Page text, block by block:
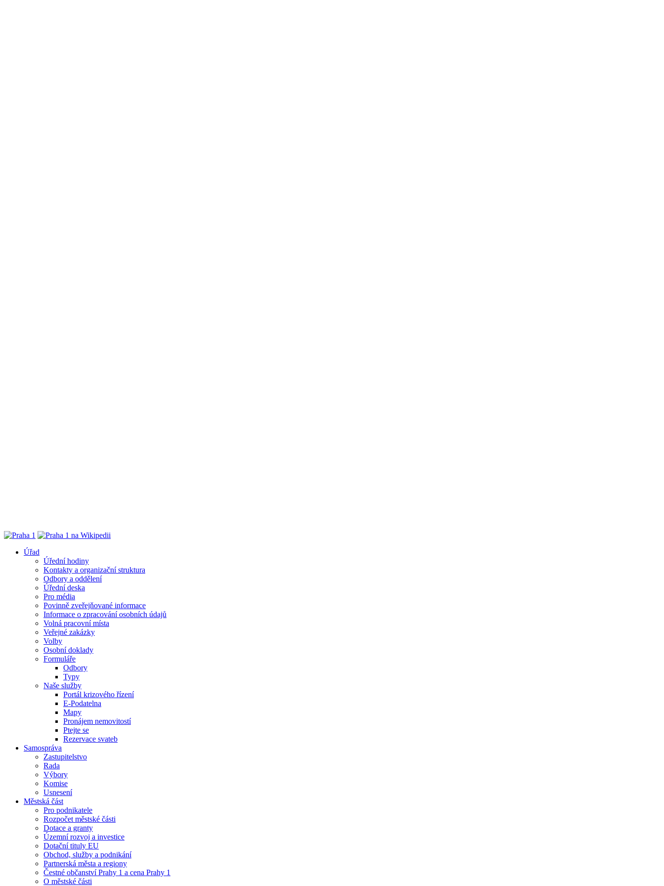
Úřad
Úřední hodiny
Kontakty a organizační struktura
Odbory a oddělení
Úřední deska
Pro média
Povinně zveřejňované informace
Informace o zpracování osobních údajů
Volná pracovní místa
Veřejné zakázky
Volby
Osobní doklady
Formuláře
Odbory
Typy
Naše služby
Portál krizového řízení
E-Podatelna
Mapy
Pronájem nemovitostí
Ptejte se
Rezervace svateb
Samospráva
Zastupitelstvo
Rada
Výbory
Komise
Usnesení
Městská část
Pro podnikatele
Rozpočet městské části
Dotace a granty
Územní rozvoj a investice
Dotační tituly EU
Obchod, služby a podnikání
Partnerská města a regiony
Čestné občanství Prahy 1 a cena Prahy 1
O městské části